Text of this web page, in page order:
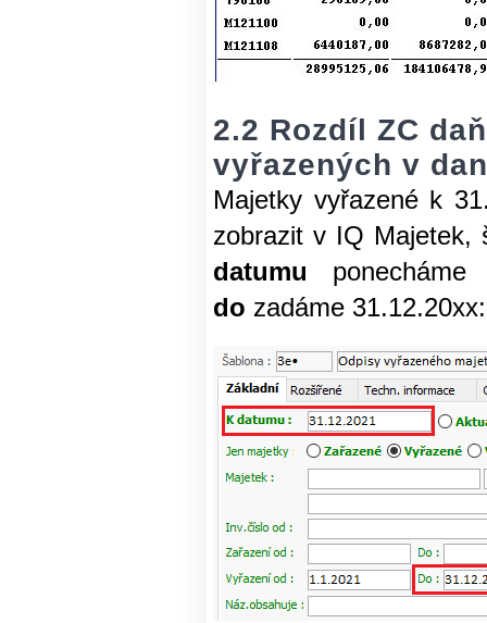
2.2 Rozdíl ZC
vyřazených v
Majetky vyřazené k
zobrazit v IQ Majetek,
datumu
do zadáme 31.12.20xx: